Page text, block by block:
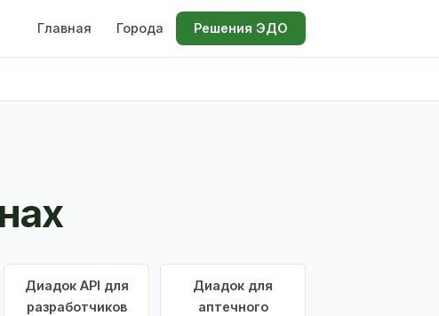
Главная Города Решения ЭДО
Диадок API для
разработчиков
Диадок для
аптечного